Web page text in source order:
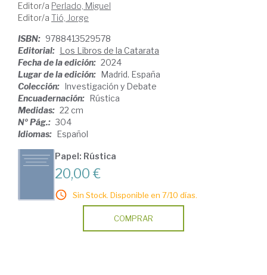
Editor/a Perlado, Miguel
Editor/a Tió, Jorge
ISBN: 9788413529578
Editorial: Los Libros de la Catarata
Fecha de la edición: 2024
Lugar de la edición: Madrid. España
Colección: Investigación y Debate
Encuadernación: Rústica
Medidas: 22 cm
Nº Pág.: 304
Idiomas: Español
Papel: Rústica
20,00 €
Sin Stock. Disponible en 7/10 días.
COMPRAR